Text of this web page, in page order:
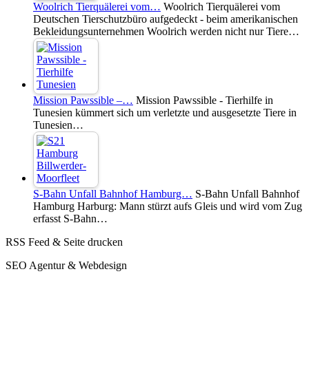
Woolrich Tierquälerei vom… Woolrich Tierquälerei vom
Deutschen Tierschutzbüro aufgedeckt - beim amerikanischen
Bekleidungsunternehmen Woolrich werden nicht nur Tiere…
Mission Pawssible –… Mission Pawssible - Tierhilfe in
Tunesien kümmert sich um verletzte und ausgesetzte Tiere in
Tunesien…
S-Bahn Unfall Bahnhof Hamburg… S-Bahn Unfall Bahnhof
Hamburg Harburg: Mann stürzt aufs Gleis und wird vom Zug
erfasst S-Bahn…
RSS Feed & Seite drucken
SEO Agentur & Webdesign